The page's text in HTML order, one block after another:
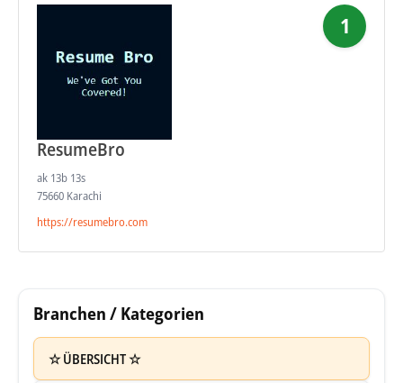
ResumeBro
ak 13b 13s
75660 Karachi
https://resumebro.com
1
Branchen / Kategorien
☆ ÜBERSICHT ☆